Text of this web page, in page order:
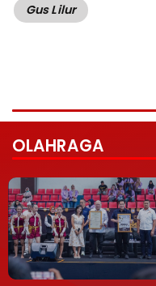
Gus Lilur
OLAHRAGA